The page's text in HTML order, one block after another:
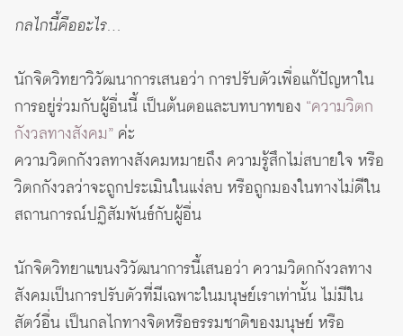
กลไกนี้คืออะไร…
นักจิตวิทยาวิวัฒนาการเสนอว่า การปรับตัวเพื่อแก้ปัญหาใน
การอยู่ร่วมกับผู้อื่นนี้ เป็นต้นตอและบทบาทของ “ความวิตก
กังวลทางสังคม” ค่ะ
ความวิตกกังวลทางสังคมหมายถึง ความรู้สึกไม่สบายใจ หรือ
วิตกกังวลว่าจะถูกประเมินในแง่ลบ หรือถูกมองในทางไม่ดีใน
สถานการณ์ปฏิสัมพันธ์กับผู้อื่น
นักจิตวิทยาแขนงวิวัฒนาการนี้เสนอว่า ความวิตกกังวลทาง
สังคมเป็นการปรับตัวที่มีเฉพาะในมนุษย์เราเท่านั้น ไม่มีใน
สัตว์อื่น เป็นกลไกทางจิตหรือธรรมชาติของมนุษย์ หรือ